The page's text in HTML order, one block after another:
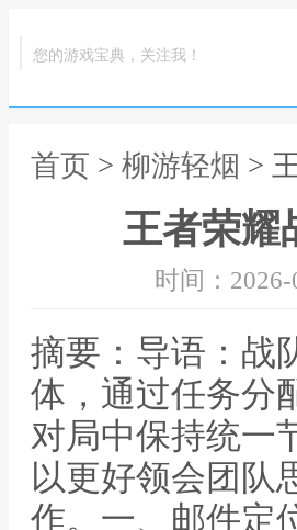
您的游戏宝典，关注我！
首页 > 柳游轻烟 >
王者荣耀
时间：2026-
摘要：导语：战
体，通过任务分
对局中保持统一
以更好领会团队
作。一、邮件定